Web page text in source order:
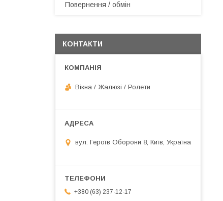
Повернення / обмін
КОНТАКТИ
Вікна / Жалюзі / Ролети
вул. Героїв Оборони 8, Київ, Україна
+380 (63) 237-12-17